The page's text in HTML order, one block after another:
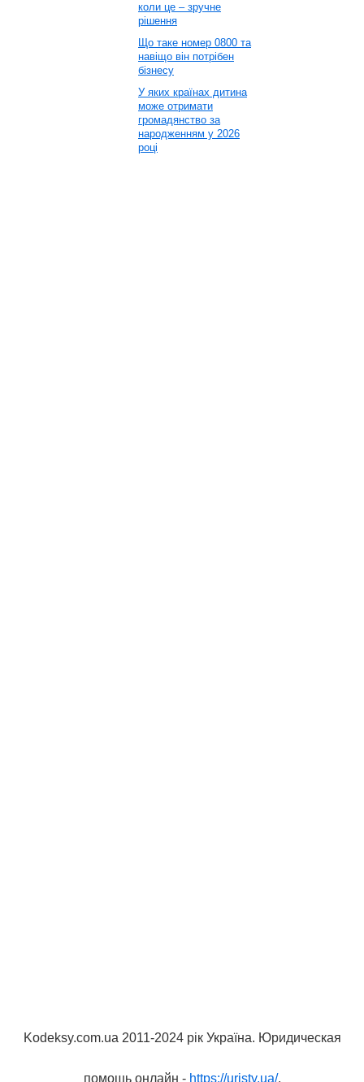
коли це – зручне
рішення
Що таке номер 0800 та
навіщо він потрібен
бізнесу
У яких країнах дитина
може отримати
громадянство за
народженням у 2026
році
Kodeksy.com.ua 2011-2024 рік Україна. Юридическая
помощь онлайн - https://uristy.ua/.